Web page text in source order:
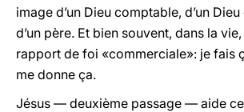
image d’un Dieu comptable, d’un
d’un père. Et bien souvent, dans la
rapport de foi «commerciale»: je fais
me donne ça.
Jésus — deuxième passage — aide